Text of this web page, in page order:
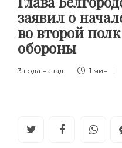
заявил о
во второй
обороны
3 года назад 1 мин